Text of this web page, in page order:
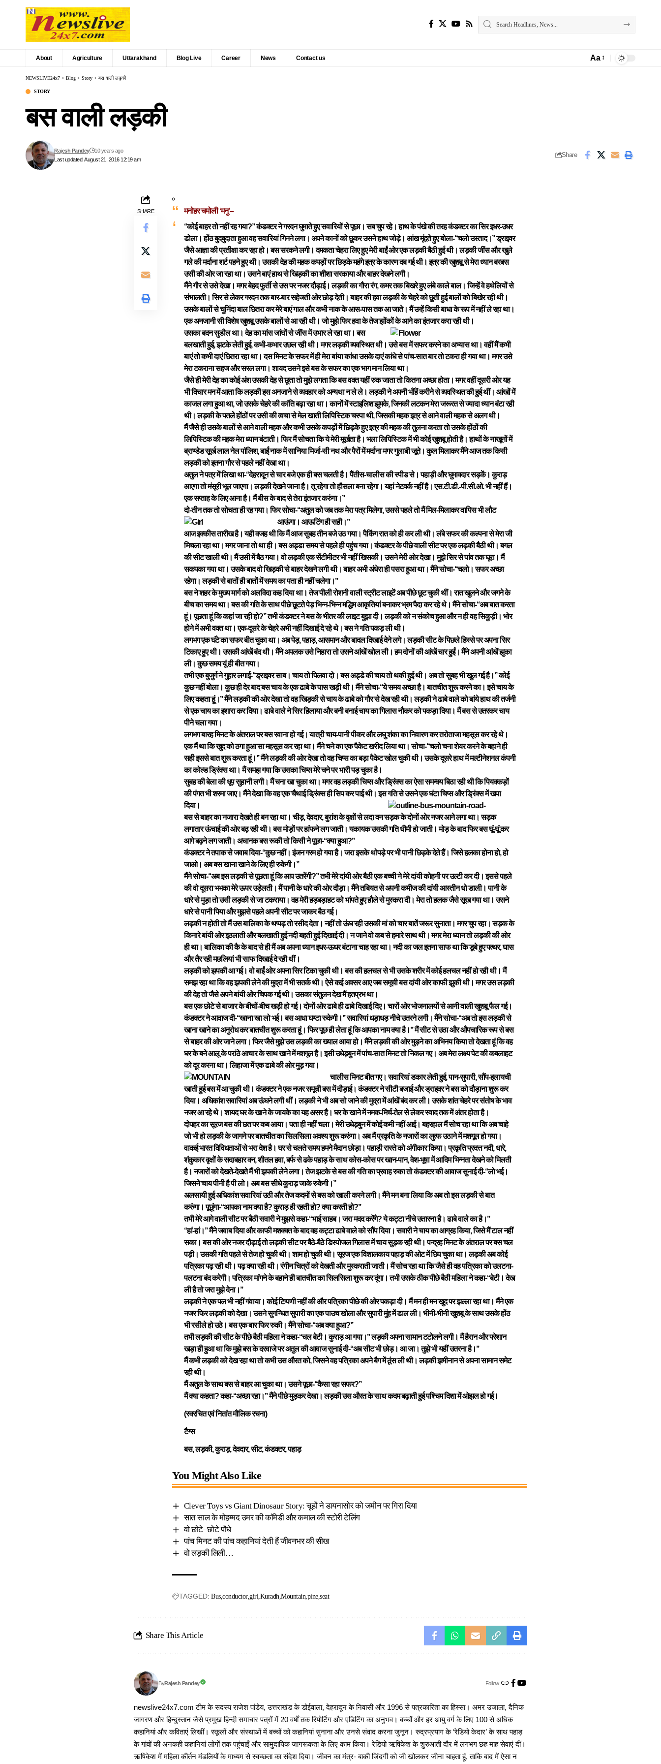
About Agriculture Uttarakhand Blog Live Career News Contact us Aa
NEWSLIVE24x7 > Blog > Story > बस वाली लड़की
STORY
बस वाली लड़की
Last updated: August 21, 2016 12:19 am
Rajesh Pandey 10 years ago
Share
SHARE
मनोहर चमोली ‘मनु’–
‘‘कोई बाहर तो नहीं रह गया?’’ कंडक्टर ने गरदन घुमाते हुए सवारियों से पूछा। सब चुप रहे। हाथ के पंखे की तरह कंडक्टर का सिर इधर-उधर
डोला। होंठ बुदबुदाता हुआ वह सवारियां गिनने लगा। अपने कानों को छूकर उसने हाथ जोड़े। आंख मूंदते हुए बोला-‘‘चलो उस्ताद।’’ ड्राइवर
जैसे आज्ञा की प्रतीक्षा कर रहा हो। बस सरकने लगी। दमकता चेहरा लिए हुए मेरी बाईं ओर एक लड़की बैठी हुई थी। लड़की जींस और खुले
गले की मर्दाना शर्ट पहने हुए थी। उसकी देह की महक कपड़ों पर छिड़के महंगे इत्र के कारण दब गई थी। इत्र की खुशबू से मेरा ध्यान बरबस
उसी की ओर जा रहा था। उसने बाएं हाथ से खिड़की का शीशा सरकाया और बाहर देखने लगी।
मैंने गौर से उसे देखा। मगर बेहद फुर्ती से उस पर नजर दौड़ाई। लड़की का गौरा रंग, कमर तक बिखरे हुए लंबे काले बाल। जिन्हें वे हथेलियों से
संभालती। सिर से लेकर गरदन तक बार-बार सहेजती ओर छोड़ देती। बाहर की हवा लड़की के चेहरे को छूती हुई बालों को बिखेर रही थी।
उसके बालों से चुनिंदा बाल छितरा कर मेरे बाएं गाल और कभी नाक के आस-पास तक आ जाते। मैं उन्हें किसी बाधा के रूप में नहीं ले रहा था।
एक अनजानी सी विशेष खुशबू उसके बालों से आ रही थी। जो मुझे फिर हवा के तेज झोंकों के आने का इंतजार करा रही थी।
उसका बदन सुडौल था। देह का मांस जांघों से जींस में उभार ले रहा था। बस
बलखाती हुई, झटके लेती हुई, कभी-कभार उछल रही थी। मगर लड़की व्यवस्थित थी। उसे बस में सफर करने का अभ्यास था। वहीं मैं कभी
बाएं तो कभी दाएं छितरा रहा था। दस मिनट के सफर में ही मेरा बांया कांधा उसके दाएं कांधे से पांच-सात बार तो टकरा ही गया था। मगर उसे
मेरा टकराना सहज और सरल लगा। शायद उसने इसे बस के सफर का एक भाग मान लिया था।
जैसे ही मेरी देह का कोई अंश उसकी देह से छूता तो मुझे लगता कि बस वक्त यहीं रुक जाता तो कितना अच्छा होता। मगर वहीं दूसरी ओर यह
भी विचार मन में आता कि लड़की इस अनजाने से व्यवहार को अन्यथा न ले ले। लड़की ने अपनी भौंहें करीने से व्यवस्थित की हुई थीं। आंखों में
काजल लगा हुआ था, जो उसके चेहरे की कांति बढ़ा रहा था। कानों में स्टाइलिश झुमके, जिनकी लटकन मेरा जरूरत से ज्यादा ध्यान बंटा रही
थी। लड़की के पतलेे होंठों पर उसी की त्वचा से मेल खाती लिपिस्टिक चस्पा थी, जिसकी महक इत्र से आने वाली महक से अलग थी।
मैं जैसे ही उसके बालों से आने वाली महक और कभी उसके कपड़ों में छिड़के हुए इत्र की महक की तुलना करता तो उसके होंठों की
लिपिस्टिक की महक मेरा ध्यान बंटाती। फिर मैं सोचता कि ये मेरी मूर्खता है। भला लिपिस्टिक में भी कोई खुशबू होती है। हाथों के नाखूनों में
ब्राण्डेड सूर्ख लाल नेल पाॅलिश, बाईं नाक में सानिया मिर्जा-सी नथ और पैरों में मर्दाना मगर गुलाबी जूते। कुल मिलाकर मैंने आज तक किसी
लड़की को इतना गौर से पहले नहीं देखा था।
अतुल ने पत्र में लिखा था-‘‘देहरादून से चार बजे एक ही बस चलती है। पैंतीस-चालीस की स्पीड से। पहाड़ी और घुमावदार सड़कें। कुराड़
आएगा तो मंसूरी भूल जाएगा। लड़की देखने जाना है। तू रहेगा तो हौसला बना रहेगा। यहां नेटवर्क नहीं है। एस.टी.डी.-पी.सी.ओ. भी नहीं हैं।
एक सप्ताह के लिए आना है। मैं बीस के बाद से तेरा इंतजार करुंगा।’’
दो-तीन तक तो सोचता ही रह गया। फिर सोचा-‘‘अतुल को जब तक मेरा पत्र मिलेगा, उससे पहले तो मैं मिल-मिलाकर वापिस भी लौट
आऊंगा। आऊटिंग ही सही।’’
आज इक्कीस तारीख है। यही वजह थी कि मैं आज सुबह तीन बजे उठ गया। पैकिंग रात को ही कर ली थी। लंबे सफर की कल्पना से मेरा जी
मिचला रहा था। मगर जाना तो था ही। बस अड्डा समय से पहले ही पहुंच गया। कंडक्टर के पीछे वाली सीट पर एक लड़की बैठी थी। बगल
की सीट खाली थी। मैं उसी में बैठ गया। वो लड़की एक सेंटीमीटर भी नहीं खिसकी। उसने मेरी ओर देखा। मुझे सिर से पांव तक घूरा। मैं
सकपका गया था। उसके बाद वो खिड़की से बाहर देखने लगी थी। बाहर अभी अंधेरा ही पसरा हुआ था। मैंने सोचा-‘‘चलो। सफर अच्छा
रहेगा। लड़की से बातों ही बातों में समय का पता ही नहीं चलेगा।’’
बस ने शहर के मुख्य मार्ग को अलविदा कह दिया था। तेज पीली रोशनी वाली स्ट्रीट लाइटें अब पीछे छूट चुकी थीं। रात खुलने और जगने के
बीच का समय था। बस की गति के साथ पीछे छूटते पेड़ भिन्न-भिन्न मद्धिम आकृतियां बनाकर भ्रम पैदा कर रहे थे। मैंने सोचा-‘‘अब बात करता
हूं। पूछता हूं कि कहां जा रही हो?’’ तभी कंडक्टर ने बस के भीतर की लाइट बुझा दी। लड़की को न संकोच हुआ और न ही वह सिकुड़ी। भोर
होने में अभी वक्त था। एक-दूसरे के चेहरे अभी नहीं दिखाई दे रहे थे। बस ने गति पकड़ ली थी।
लगभग एक घंटे का सफर बीत चुका था। अब पेड़, पहाड़, आसमान और बादल दिखाई देने लगे। लड़की सीट के पिछले हिस्से पर अपना सिर
टिकाए हुए थी। उसकी आंखें बंद थी। मैंने अपलक उसे निहारा तो उसने आंखें खोल ली। हम दोनों की आंखें चार हुईं। मैंने अपनी आंखें झुका
ली। कुछ समय यूं ही बीत गया।
तभी एक बुजुर्ग ने गुहार लगाई-‘‘ड्राइवर साब। चाय तो पिलवा दो। बस अड्डे की चाय तो थकी हुई थी। अब तो सुबह भी खुल गई है।’’ कोई
कुछ नहीं बोला। कुछ ही देर बाद बस चाय के एक ढाबे के पास खड़ी थी। मैंने सोचा-‘‘ये समय अच्छा है। बातचीत शुरू करने का। इसे चाय के
लिए कहता हूं।’’ मैंने लड़की की ओर देखा तो वह खिड़की से चाय के ढाबे को गौर से देख रही थी। लड़की ने ढाबे वाले को बांये हाथ की तर्जनी
से एक चाय का इशारा कर दिया। ढाबे वाले ने सिर हिलाया और बनी बनाई चाय का गिलास नौकर को पकड़ा दिया। मैं बस से उतरकर चाय
पीने चला गया।
लगभग बारह मिनट के अंतराल पर बस रवाना हो गई। यात्री चाय-पानी पीकर और लघु शंका का निवारण कर तरोताजा महसूस कर रहे थे।
एक मैं था कि खुद को ठगा हुआ सा महसूस कर रहा था। मैंने चने का एक पैकेट खरीद लिया था। सोचा-‘‘चलो चना शेयर करने के बहाने ही
सही इससे बात शुरू करता हूं।’’ मैंने लड़की की ओर देखा तो वह चिप्स का बड़ा पैकेट खोल चुकी थी। उसके दूसरे हाथ में मल्टीनेशनल कंपनी
का कोल्ड ड्रिंक्स था। मैं समझ गया कि उसका चिप्स मेरे चने पर भारी पड़ चुका है।
सुबह की बेला की धूप सुहानी लगी। मैं चना खा चुका था। मगर वह लड़की चिप्स और ड्रिंक्स का ऐसा समन्वय बिठा रही थी कि पियक्कड़ों
की पंगत भी शरमा जाए। मैंने देखा कि वह एक चैथाई ड्रिंक्स ही सिप कर पाई थी। इस गति से उसने एक घंटा चिप्स और ड्रिंक्स में खपा
दिया।
बस से बाहर का नजारा देखते ही बन रहा था। चीड़, देवदार, बुरांश के वृक्षों से लदा वन सड़क के दोनों ओर नजर आने लगा था। सड़क
लगातार ऊंचाई की ओर बढ़ रही थी। बस मोड़ों पर हांफने लग जाती। यकायक उसकी गति धीमी हो जाती। मोड़ के बाद फिर बस घूं-घूं कर
आगे बढ़ने लग जाती। अचानक बस रूकी तो किसी ने पूछा-‘‘क्या हुआ?’’
कंडक्टर ने तपाक से जवाब दिया-‘‘कुछ नहीं। इंजन गरम हो गया है। जरा इसके थोपड़े पर भी पानी छिड़के देते हैं। जिसे हलका होना हो, हो
जाओ। अब बस खाना खाने के लिए ही रुकेगी।’’
मैंने सोचा-‘‘अब इस लड़की से पूछता हूं कि आप उतरेंगी?’’ तभी मेरे दांयी ओर बैठी एक बच्ची ने मेरे दांयी कोहनी पर उल्टी कर दी। इससे पहले
की वो दूसरा भभका मेरे ऊपर उड़ेलती। मैं पानी के धारे की ओर दौड़ा। मैंने तबियत से अपनी कमीज की दांयी आस्तीन धो डाली। पानी के
धारे से मुड़ा तो उसी लड़की से जा टकराया। वह मेरी हड़बड़ाहट को भांपते हुए हौले से मुस्करा दी। मेरा तो हलक जैसे सूख गया था। उसने
धारे से पानी पिया और मुझसे पहले अपनी सीट पर जाकर बैठ गई।
लड़की न होती तो मैं उस बालिका के थप्पड़ तो रसीद देता। नहीं तो ऊंघ रही उसकी मां को चार बातें जरूर सुनाता। मगर चुप रहा। सड़क के
किनारे बांयी ओर इठलाती और बलखाती हुई नदी बहती हुई दिखाई दी। न जाने वो कब से हमारे साथ थी। मगर मेरा ध्यान तो लड़की की ओर
ही था। बालिका की कै के बाद से ही मैं अब अपना ध्यान इधर-ऊधर बंटाना चाह रहा था। नदी का जल इतना साफ था कि डूबे हुए पत्थर, घास
और तैर रही मछलियां भी साफ दिखाई दे रही थीं।
लड़की को झपकी आ गई। वो बाईं ओर अपना सिर टिका चुकी थी। बस की हलचल से भी उसके शरीर में कोई हलचल नहीं हो रही थी। मैं
समझ रहा था कि वह झपकी लेने की मुद्रा में भी सतर्क थी। ऐसे कई अवसर आए जब समूची बस दांयी ओर काफी झुकी थी। मगर उस लड़की
की देह तो जैसे अपने बांयी ओर चिपक गई थी। उसका संतुलन देख मैं हतप्रभ था।
बस एक छोटे से बाजार के बीचों-बीच खड़ी हो गई। दोनों ओर ढाबे ही ढाबे दिखाई दिए। चारों ओर भोजनालयों से आनी वाली खुशबू फैल गई।
कंडक्टर ने आवाज दी-‘‘खाना खा लो भई। बस आधा घण्टा रुकेगी।’’ सवारियां धड़ाधड़ नीचे उतरने लगी। मैंने सोचा-‘‘अब तो इस लड़की से
खाना खाने का अनुरोध कर बातचीत शुरू करता हूं। फिर पूछ ही लेता हूं कि आपका नाम क्या है।’’ मैं सीट से उठा और औपचारिक रूप से बस
से बाहर की ओर जाने लगा। फिर जैसे मुझे उस लड़की का ख्याल आया हो। मैंने लड़की की ओर मुड़ने का अभिनय किया तो देखता हूं कि वह
घर के बने आलू के परांठे आचार के साथ खाने में मशगूल है। इसी उधेड़बुन में पांच-सात मिनट तो निकल गए। अब मेरा लक्ष्य पेट की कबलाहट
को दूर करना था। लिहाजा में एक ढाबे की ओर मुड़ गया।
चालीस मिनट बीत गए। सवारियां डकार लेती हुई, पान-सुपारी, सौंप-इलायची
खाती हुई बस में आ चुकी थी। कंडक्टर ने एक नजर समूची बस में दौड़ाई। कंडक्टर ने सीटी बजाई और ड्राइवर ने बस को दौड़ाना शुरू कर
दिया। अधिकांश सवारियां अब ऊंघने लगी थीं। लड़की ने भी अब सो जाने की मुद्रा में आंखें बंद कर ली। उसके शांत चेहरे पर संतोष के भाव
नजर आ रहे थे। शायद घर के खाने के जायके का यह असर है। घर के खाने में नमक-मिर्च-तेल से लेकर स्वाद तक में अंतर होता है।
दोपहर का सूरज बस की छत पर कब आया। पता ही नहीं चला। मेरी उधेड़बुन में कोई कमी नहीं आई। बहरहाल मैं सोच रहा था कि अब चाहे
जो भी हो लड़की के जागने पर बातचीत का सिलसिला अवश्य शुरू करुंगा। अब मैं प्रकृति के नजारों का लुत्फ उठाने में मशगूल हो गया।
वाकई भारत विविधताओं से भरा देश है। घर से चलते समय हमने मैदान छोड़ा। पहाड़ी रास्ते को अंगीकार किया। प्रकृति प्रदत्त नदी, धारे,
शंकुकार वृक्षों के सदाबहार वन, शीतल हवा, बर्फ से ढके पहाड़ के साथ कोस-कोस पर खान-पान, वेश-भूषा में आदिम भिन्नता देखने को मिलती
है। नजारों को देखते-देखते मैं भी झपकी लेने लगा। तेज झटके से बस की गति का प्रवाह रुका तो कंडक्टर की आवाज सुनाई दी-‘‘लो भई।
जिसने चाय पीनी है पी लो। अब बस सीधे कुराड़ जाके रुकेगी।’’
अलसायी हुई अधिकांश सवारियां उठी और तेज कदमों से बस को खाली करने लगी। मैंने मन बना लिया कि अब तो इस लड़की से बात
करुंगा। पूछूंगा-‘‘आपका नाम क्या है? कुराड़ ही रहती हो? क्या करती हो?’’
तभी मेरे आगे वाली सीट पर बैठी सवारी ने मुझसे कहा-‘‘भाई साहब। जरा मदद करेंगे? ये कट्टा नीचे उतारना है। ढाबे वाले का है।’’
‘‘हां-हां।’’ मैंने जवाब दिया और काफी मशक्क्त के बाद वह कट्टा ढाबे वाले को सौंप दिया। सवारी ने चाय का आग्रह किया, जिसे मैं टाल नहीं
सका। बस की ओर नजर दौड़ाई तो लड़की सीट पर बैठे-बैठे डिस्पोजल गिलास में चाय सुड़क रही थी। पन्द्रह मिनट के अंतराल पर बस चल
पड़ी। उसकी गति पहले से तेज हो चुकी थी। शाम हो चुकी थी। सूरज एक विशालकाय पहाड़ की ओट में छिप चुका था। लड़की अब कोई
पत्रिका पढ़ रही थी। पढ़ क्या रही थी। रंगीन चित्रों को देखती और मुस्कराती जाती। मैं सोच रहा था कि जैसे ही वह पत्रिका को उलटना-
पलटना बंद करेगी। पत्रिका मांगने के बहाने ही बातचीत का सिलसिला शुरू कर दूंगा। तभी उसके ठीक पीछे बैठी महिला ने कहा-‘‘बेटी। देख
ली है तो जरा मुझे देना।’’
लड़की ने एक पल भी नहीं गंवाया। कोई टिप्पणी नहीं की और पत्रिका पीछे की ओर पकड़ा दी। मैं मन ही मन खुद पर झल्ला रहा था। मैंने एक
नजर फिर लड़की को देखा। उसने सुगन्धित सुपारी का एक पाउच खोला और सुपारी मुंह में डाल ली। भीनी-भीनी खुशबू के साथ उसके होंठ
भी रसीले हो उठे। बस एक बार फिर रुकी। मैंने सोचा-‘‘अब क्या हुआ?’’
तभी लड़की की सीट के पीछे बैठी महिला ने कहा-‘‘चल बेटी। कुराड़ आ गया।’’ लड़की अपना सामान टटोलने लगी। मैं हैरान और परेशान
खड़ा ही हुआ था कि मुझे बस के दरवाजे पर अतुल की आवाज सुनाई दी-‘‘अब सीट भी छोड़। आ जा। तुझे भी यहीं उतरना है।’’
मैं कभी लड़की को देख रहा था तो कभी उस औरत को, जिसने वह पत्रिका अपने बैग में ठूंस ली थी। लड़की इत्मीनान से अपना सामान समेट
रही थी।
मैं अतुल के साथ बस से बाहर आ चुका था। उसने पूछा-‘‘कैसा रहा सफर?’’
मैं क्या कहता? कहा-‘‘अच्छा रहा।’’ मैंने पीछे मुड़कर देखा। लड़की उस औरत के साथ कदम बढ़ाती हुई पश्चिम दिशा में ओझल हो गई।
(स्वरचित एवं नितांत मौलिक रचना)
टैग्स
बस, लड़की, कुराड़, देवदार, सीट, कंडक्टर, पहाड़
You Might Also Like
Clever Toys vs Giant Dinosaur Story: चूहों ने डायनासोर को जमीन पर गिरा दिया
सात साल के मोहम्मद उमर की कॉमेडी और कमाल की स्टोरी टेलिंग
वो छोटे–छोटे पौधे
पांच मिनट की पांच कहानियां देती हैं जीवनभर की सीख
वो लड़की लिली…
TAGGED: Bus conductor girl Kuradh Mountain pine seat
Share This Article
ByRajesh Pandey Follow:
newslive24x7.com टीम के सदस्य राजेश पांडेय, उत्तराखंड के डोईवाला, देहरादून के निवासी और 1996 से पत्रकारिता का हिस्सा। अमर उजाला, दैनिक
जागरण और हिन्दुस्तान जैसे प्रमुख हिन्दी समाचार पत्रों में 20 वर्षों तक रिपोर्टिंग और एडिटिंग का अनुभव। बच्चों और हर आयु वर्ग के लिए 100 से अधिक
कहानियां और कविताएं लिखीं। स्कूलों और संस्थाओं में बच्चों को कहानियां सुनाना और उनसे संवाद करना जुनून। रुद्रप्रयाग के ‘रेडियो केदार’ के साथ पहाड़
के गांवों की अनकही कहानियां लोगों तक पहुंचाईं और सामुदायिक जागरूकता के लिए काम किया। रेडियो ऋषिकेश के शुरुआती दौर में लगभग छह माह सेवाएं दीं।
ऋषिकेश में महिला कीर्तन मंडलियों के माध्यम से स्वच्छता का संदेश दिया। जीवन का मंत्र- बाकी जिंदगी को जी खोलकर जीना चाहता हूं, ताकि बाद में ऐसा न